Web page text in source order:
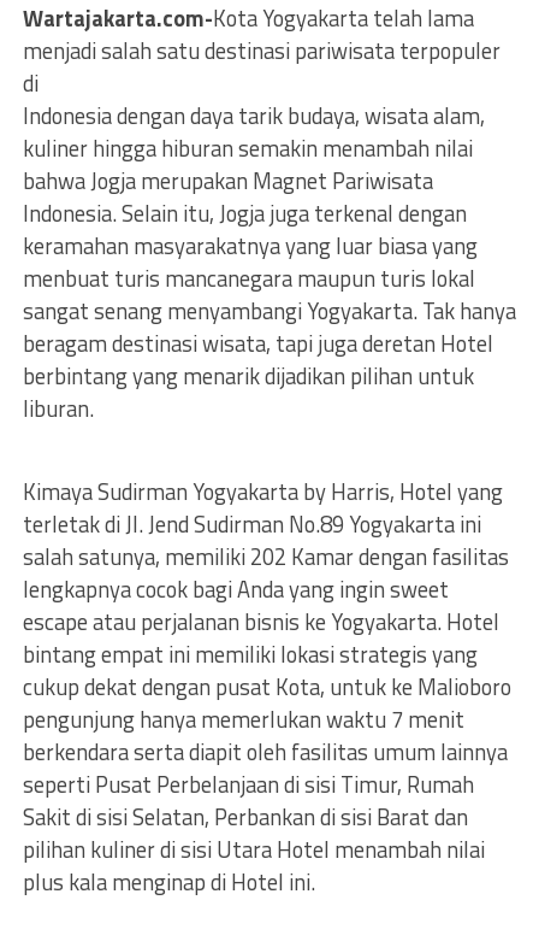
Wartajakarta.com-Kota Yogyakarta telah lama
menjadi salah satu destinasi pariwisata terpopuler
di
Indonesia dengan daya tarik budaya, wisata alam,
kuliner hingga hiburan semakin menambah nilai
bahwa Jogja merupakan Magnet Pariwisata
Indonesia. Selain itu, Jogja juga terkenal dengan
keramahan masyarakatnya yang luar biasa yang
menbuat turis mancanegara maupun turis lokal
sangat senang menyambangi Yogyakarta. Tak hanya
beragam destinasi wisata, tapi juga deretan Hotel
berbintang yang menarik dijadikan pilihan untuk
liburan.
Kimaya Sudirman Yogyakarta by Harris, Hotel yang
terletak di Jl. Jend Sudirman No.89 Yogyakarta ini
salah satunya, memiliki 202 Kamar dengan fasilitas
lengkapnya cocok bagi Anda yang ingin sweet
escape atau perjalanan bisnis ke Yogyakarta. Hotel
bintang empat ini memiliki lokasi strategis yang
cukup dekat dengan pusat Kota, untuk ke Malioboro
pengunjung hanya memerlukan waktu 7 menit
berkendara serta diapit oleh fasilitas umum lainnya
seperti Pusat Perbelanjaan di sisi Timur, Rumah
Sakit di sisi Selatan, Perbankan di sisi Barat dan
pilihan kuliner di sisi Utara Hotel menambah nilai
plus kala menginap di Hotel ini.